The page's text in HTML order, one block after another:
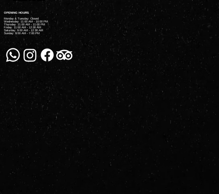
OPENING HOURS
Monday & Tuesday: Closed
Wednesday: 11:00 AM - 10:00 PM
Thursday: 11:00 AM - 11:00 PM
Friday: 11:00 AM - 12:30 AM
Saturday: 9:00 AM - 12:30 AM
Sunday: 9:00 AM - 7:00 PM